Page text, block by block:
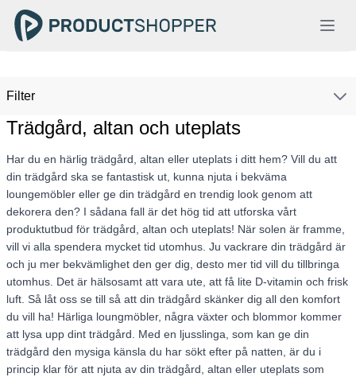
Filter
Trädgård, altan och uteplats
Har du en härlig trädgård, altan eller uteplats i ditt hem? Vill du att
din trädgård ska se fantastisk ut, kunna njuta i bekväma
loungemöbler eller ge din trädgård en trendig look genom att
dekorera den? I sådana fall är det hög tid att utforska vårt
produktutbud för trädgård, altan och uteplats! När solen är framme,
vill vi alla spendera mycket tid utomhus. Ju vackrare din trädgård är
och ju mer bekvämlighet den ger dig, desto mer tid vill du tillbringa
utomhus. Det är hälsosamt att vara ute, att få lite D-vitamin och frisk
luft. Så låt oss se till så att din trädgård skänker dig all den komfort
du vill ha! Härliga loungmöbler, några växter och blommor kommer
att lysa upp dint trädgård. Med en ljusslinga, som kan ge din
trädgård den mysiga känsla du har sökt efter på natten, är du i
princip klar för att njuta av din trädgård, altan eller uteplats som